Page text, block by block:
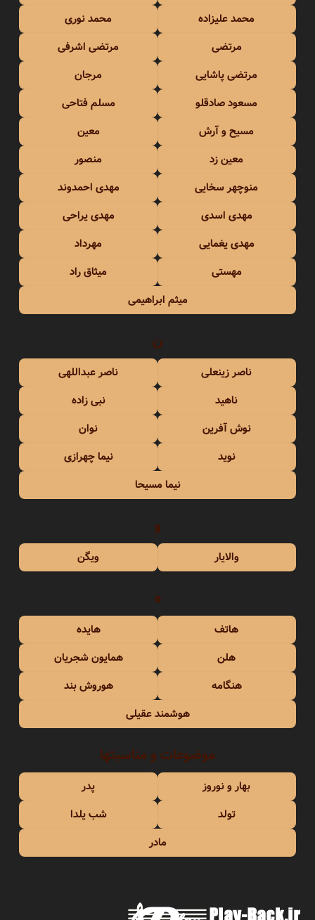
محمد علیزاده
محمد نوری
مرتضی
مرتضی اشرفی
مرتضی پاشایی
مرجان
مسعود صادقلو
مسلم فتاحی
مسیح و آرش
معین
معین زد
منصور
منوچهر سخایی
مهدی احمدوند
مهدی اسدی
مهدی یراحی
مهدی یغمایی
مهرداد
مهستی
میثاق راد
میثم ابراهیمی
ن
ناصر زینعلی
ناصر عبداللهی
ناهید
نبی زاده
نوش آفرین
نوان
نوید
نیما چهرازی
نیما مسیحا
و
والایار ویگن
ه
هاتف
هایده
هلن
همایون شجریان
هنگامه
هوروش بند
هوشمند عقیلی
موضوعات و مناسبتها
بهار و نوروز
پدر
تولد
شب یلدا
مادر